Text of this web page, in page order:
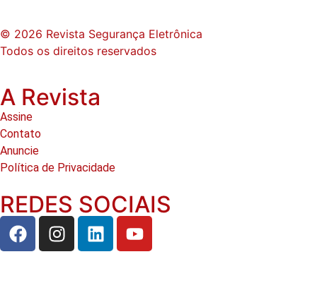
© 2026 Revista Segurança Eletrônica
Todos os direitos reservados
A Revista
Assine
Contato
Anuncie
Política de Privacidade
REDES SOCIAIS